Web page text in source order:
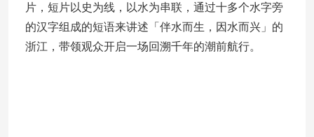
片，短片以史为线，以水为串联，通过十多个水字旁
的汉字组成的短语来讲述「伴水而生，因水而兴」的
浙江，带领观众开启一场回溯千年的潮前航行。